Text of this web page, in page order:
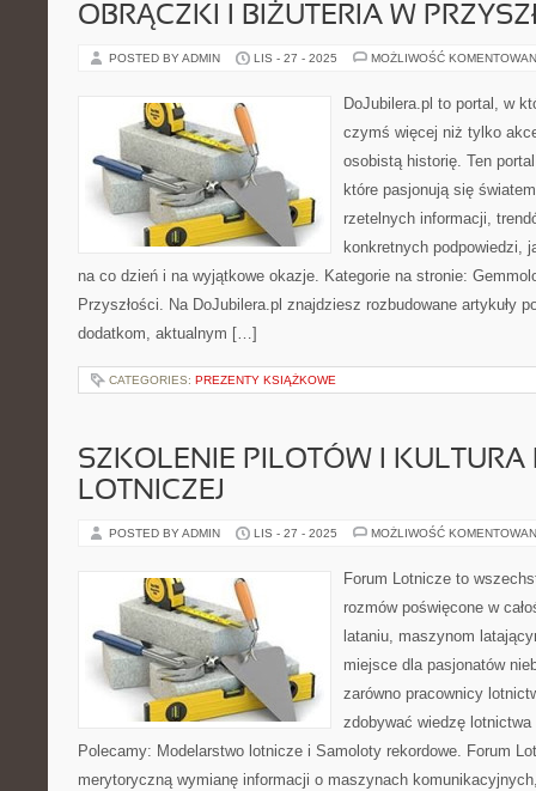
OBRĄCZKI I BIŻUTERIA W
POSTED BY ADMIN LIS - 27 - 2025 MOŻLIWOŚĆ
DoJubilera.pl to portal, w
czymś więcej niż tylko
osobistą historię. Ten
które pasjonują się
rzetelnych informacji,
konkretnych podpowiedzi,
na co dzień i na wyjątkowe okazje. Kategorie na stronie:
Przyszłości. Na DoJubilera.pl znajdziesz rozbudowane artykuły
dodatkom, aktualnym […]
CATEGORIES: PREZENTY KSIĄŻKOWE
SZKOLENIE PILOTÓW I KULTURA
LOTNICZEJ
POSTED BY ADMIN LIS - 27 - 2025 MOŻLIWOŚĆ
Forum Lotnicze to
rozmów poświęcone w
lataniu, maszynom
miejsce dla pasjonatów
zarówno pracownicy
zdobywać wiedzę
Polecamy: Modelarstwo lotnicze i Samoloty rekordowe. Forum
merytoryczną wymianę informacji o maszynach